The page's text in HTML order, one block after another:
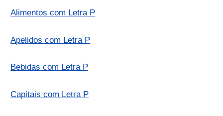
Alimentos com Letra P
Apelidos com Letra P
Bebidas com Letra P
Capitais com Letra P